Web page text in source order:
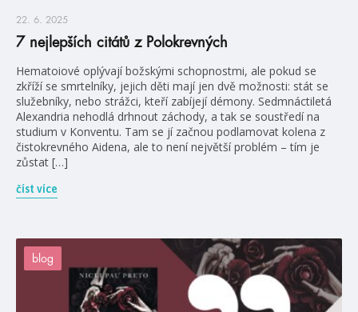
22. 6. 2025
7 nejlepších citátů z Polokrevných
Hematoiové oplývají božskými schopnostmi, ale pokud se
zkříží se smrtelníky, jejich děti mají jen dvě možnosti: stát se
služebníky, nebo strážci, kteří zabíjejí démony. Sedmnáctiletá
Alexandria nehodlá drhnout záchody, a tak se soustředí na
studium v Konventu. Tam se jí začnou podlamovat kolena z
čistokrevného Aidena, ale to není největší problém – tím je
zůstat […]
číst více
blog